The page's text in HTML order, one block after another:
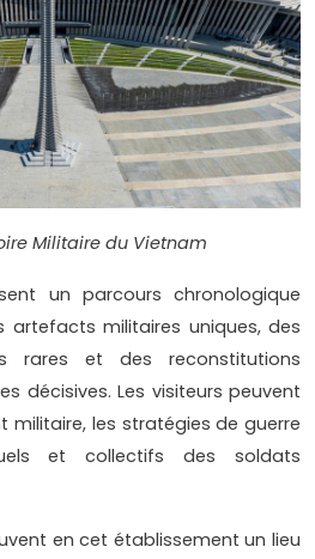
Militaire du Vietnam
un parcours chronologique
artefacts militaires uniques, des
rares et des reconstitutions
décisives. Les visiteurs peuvent
militaire, les stratégies de guerre
et collectifs des soldats
en cet établissement un lieu